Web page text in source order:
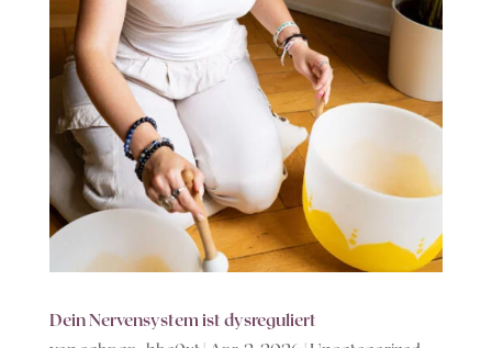
Dein Nervensystem ist dysreguliert